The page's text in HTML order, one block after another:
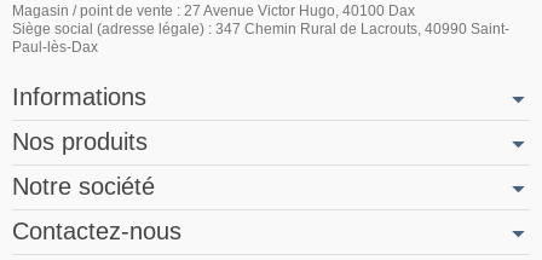
Magasin / point de vente : 27 Avenue Victor Hugo, 40100 Dax
Siège social (adresse légale) : 347 Chemin Rural de Lacrouts, 40990 Saint-
Paul-lès-Dax
Informations
Nos produits
Notre société
Contactez-nous